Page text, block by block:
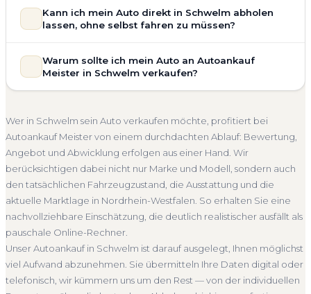
Bewertung ein. Anders als Online-Rechner berücksichtigen
wir den realen Zustand und die aktuelle Nachfrage für eine
Unfallwagen Schwelm Motorschaden
Ohne TÜV
Getriebeschaden
Faire Bewertung
ist vollständig kostenlos und unverbindlich. Wir prüfen Marke,
Modell, Baujahr, Kilometerstand, Ausstattung, Pflegezustand
Schätzung, sondern eine fundierte Einschätzung, die nah am
tatsächlichen Verkaufspreis liegt — speziell für den Markt in
Nordrhein-Westfalen.
Unverbindlich
Seriöse Einschätzung
Kann ich mein Auto direkt in Schwelm abholen
lassen, ohne selbst fahren zu müssen?
umfasst die kostenlose Abholung direkt an Ihrer Adresse —
egal ob zu Hause, am Arbeitsplatz oder an einem Treffpunkt
erfolgt direkt bei Übergabe, auf Wunsch übernehmen wir
auch die Abmeldung.
Abholung Schwelm Nicht fahrbereit
Barzahlung
Abmeldung inklusive
Warum sollte ich mein Auto an Autoankauf
Meister in Schwelm verkaufen?
deutschlandweit an — auch in Schwelm und ganz
Nordrhein-Westfalen. Sie erhalten eine kostenlose
Bewertung, ein verbindliches Angebot und auf Wunsch den
kompletten Service von der Abholung bis zur Abmeldung.
Über 4.800 zufriedene Kunden sprechen für sich.
Seit 2010 4.800+ Ankäufe
Komplettservice
Nordrhein-Westfalen
Wer in Schwelm sein Auto verkaufen möchte, profitiert bei
Autoankauf Meister von einem durchdachten Ablauf: Bewertung,
Angebot und Abwicklung erfolgen aus einer Hand. Wir
berücksichtigen dabei nicht nur Marke und Modell, sondern auch
den tatsächlichen Fahrzeugzustand, die Ausstattung und die
aktuelle Marktlage in Nordrhein-Westfalen. So erhalten Sie eine
nachvollziehbare Einschätzung, die deutlich realistischer ausfällt als
pauschale Online-Rechner.
Unser Autoankauf in Schwelm ist darauf ausgelegt, Ihnen möglichst
viel Aufwand abzunehmen. Sie übermitteln Ihre Daten digital oder
telefonisch, wir kümmern uns um den Rest — von der individuellen